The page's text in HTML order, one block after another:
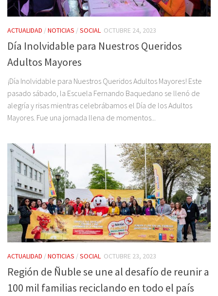
ACTUALIDAD /NOTICIAS /SOCIAL OCTUBRE 24, 2023
Día Inolvidable para Nuestros Queridos
Adultos Mayores
¡Día Inolvidable para Nuestros Queridos Adultos Mayores! Este
pasado sábado, la Escuela Fernando Baquedano se llenó de
alegría y risas mientras celebrábamos el Día de los Adultos
Mayores. Fue una jornada llena de momentos...
ACTUALIDAD /NOTICIAS /SOCIAL OCTUBRE 23, 2023
Región de Ñuble se une al desafío de reunir a
100 mil familias reciclando en todo el país